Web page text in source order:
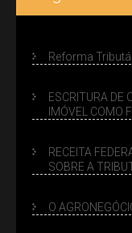
Reforma
ESCRITURA DE
IMÓVEL COMO
RECEITA
SOBRE A
O